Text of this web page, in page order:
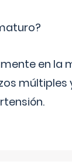
en la
múltiples